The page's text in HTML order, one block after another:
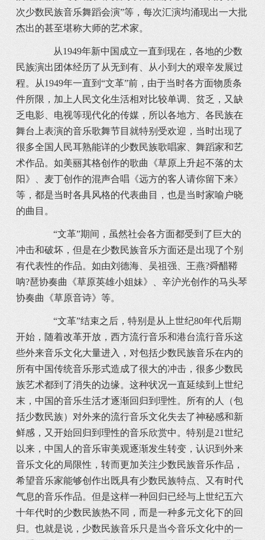
次少数民族音乐舞蹈会演”等，每次汇演均涌现出一大批
杰出的甚至堪称大师的艺术家。
从1949年新中国成立一直到现在，各地的少数
民族演出团体经历了从无到有、从小到大的艰辛发展过
程。从1949年一直到“文革”前，由于当时各方面物质条
件所限，加上人民文化生活相对比较单调、贫乏，又缺
乏电影、电视等现代化的传媒，所以各地方、各民族在
舞台上表演的音乐歌舞节目就特别受欢迎，当时出现了
很多全国人民耳熟能详的少数民族歌唱家、舞蹈家和艺
术作品。如美丽其格创作的歌曲《草原上升起不落的太
阳》、麦丁创作的混声合唱《远方的客人请你留下来》
等，都是当时各具风格的代表曲目，也是当时家喻户晓
的曲目。
“文革”期间，虽然社会各方面都受到了巨大的
冲击和破坏，但是在少数民族音乐方面还是出现了个别
有代表性的作品。如由刘德海、吴祖强、王燕?舜醋鞯
呐?琶协奏曲《草原英雄小姐妹》、辛沪光创作的马头琴
协奏曲《草原音诗》等。
“文革”结束之后，特别是从上世纪80年代后期
开始，随着改革开放，西方流行音乐和港台流行音乐这
些外来音乐文化大量进入，对包括少数民族音乐在内的
所有中国传统音乐形式造成了很大的冲击，很多少数民
族艺术都到了消失的边缘。这种状况一直延续到上世纪
末，中国的音乐生活才逐渐回归到理性。所有的人（包
括少数民族）对外来的流行音乐文化失去了神秘感和新
鲜感，又开始回归到理性的音乐欣赏中。特别是21世纪
以来，中国人的音乐审美观逐渐发生转变，认识到外来
音乐文化的局限性，转而更加关注少数民族音乐作品，
希望音乐家能够创作出既具有少数民族特点、又有时代
气息的音乐作品。但是这样一种回归已经与上世纪五六
十年代时的少数民族热不同，而是一种多元文化下的回
归。也就是说，少数民族音乐只是当今音乐文化中的一